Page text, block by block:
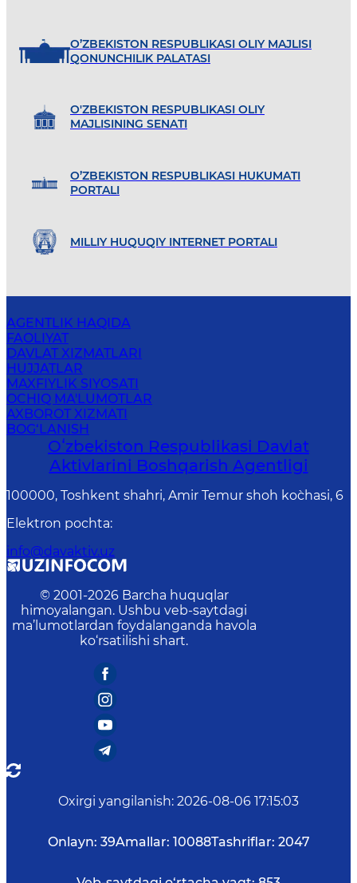
O’ZBEKISTON RESPUBLIKASI OLIY MAJLISI
QONUNCHILIK PALATASI
O'ZBEKISTON RESPUBLIKASI OLIY
MAJLISINING SENATI
O’ZBEKISTON RESPUBLIKASI HUKUMATI
PORTALI
MILLIY HUQUQIY INTERNET PORTALI
AGENTLIK HAQIDA
FAOLIYAT
DAVLAT XIZMATLARI
HUJJATLAR
MAXFIYLIK SIYOSATI
OCHIQ MA'LUMOTLAR
AXBOROT XIZMATI
BOG‘LANISH
Oʻzbekiston Respublikasi Davlat
Aktivlarini Boshqarish Agentligi
100000, Toshkent shahri, Amir Temur shoh ko`chasi, 6
Elektron pochta:
info@davaktiv.uz
© 2001-2026 Barcha huquqlar
himoyalangan. Ushbu veb-saytdagi
ma’lumotlardan foydalanganda havola
ko‘rsatilishi shart.
Oxirgi yangilanish: 2026-08-06 17:15:03
Onlayn: 39Amallar: 10088Tashriflar: 2047